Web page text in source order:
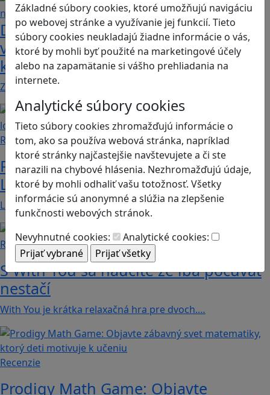
Základné súbory cookies, ktoré umožňujú navigáciu
po webovej stránke a využívanie jej funkcií. Tieto
súbory cookies neukladajú žiadne informácie o vás,
ktoré by mohli byť použité na marketingové účely
alebo na zapamätanie si vášho prehliadania na
internete.
Analytické súbory cookies
Tieto súbory cookies zhromažďujú informácie o
tom, ako sa používa webová stránka, napríklad
ktoré stránky najčastejšie navštevujete a či ste
narazili na chybové hlásenia. Nezhromažďujú údaje,
ktoré by mohli odhaliť vašu totožnosť. Všetky
informácie sú anonymné a slúžia na zlepšenie
funkčnosti webových stránok.
Nevyhnutné cookies:
Analytické cookies:
Dobrodružstvá Mimi a Lízy vo
videohre? Dvojica neoddeliteľných
kamarátok už aj ako herné postavy
Značku Mimi a Líza by sme mohli označiť priam za…
Recenzie
Prvé kroky do sveta programovania:
Lightbot učí deti logike a kreativite
Lightbot: Code Hour je zábavná a zároveň…
Recenzie
S With You sa naučíte že iba počúvať
nestačí
With You je krátka relaxačná hra pre dvoch.…
Recenzie
Prodigy Math Game: Objavte